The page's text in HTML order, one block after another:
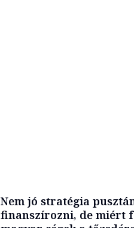
Nem jó stratégia
finanszírozni, de miért